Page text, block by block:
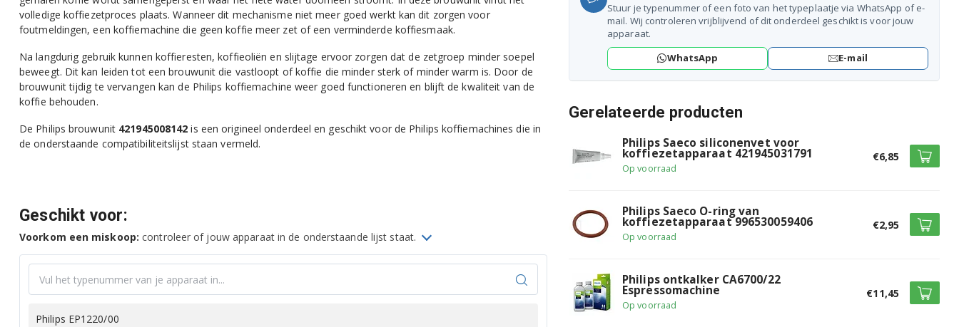
volledige koffiezetproces plaats. Wanneer dit mechanisme niet meer goed werkt kan dit zorgen voor
foutmeldingen, een koffiemachine die geen koffie meer zet of een verminderde koffiesmaak.
Na langdurig gebruik kunnen koffieresten, koffieoliën en slijtage ervoor zorgen dat de zetgroep minder soepel
beweegt. Dit kan leiden tot een brouwunit die vastloopt of koffie die minder sterk of minder warm is. Door de
brouwunit tijdig te vervangen kan de Philips koffiemachine weer goed functioneren en blijft de kwaliteit van de
koffie behouden.
De Philips brouwunit 421945008142 is een origineel onderdeel en geschikt voor de Philips koffiemachines die in
de onderstaande compatibiliteitslijst staan vermeld.
Geschikt voor:
Voorkom een miskoop: controleer of jouw apparaat in de onderstaande lijst staat.
Philips EP1220/00
Stuur je typenummer of een foto van het typeplaatje via WhatsApp of e-
mail. Wij controleren vrijblijvend of dit onderdeel geschikt is voor jouw
apparaat.
WhatsApp
E-mail
Gerelateerde producten
Philips Saeco siliconenvet voor
koffiezetapparaat 421945031791
Op voorraad
€6,85
Philips Saeco O-ring van
koffiezetapparaat 996530059406
Op voorraad
€2,95
Philips ontkalker CA6700/22
Espressomachine
Op voorraad
€11,45